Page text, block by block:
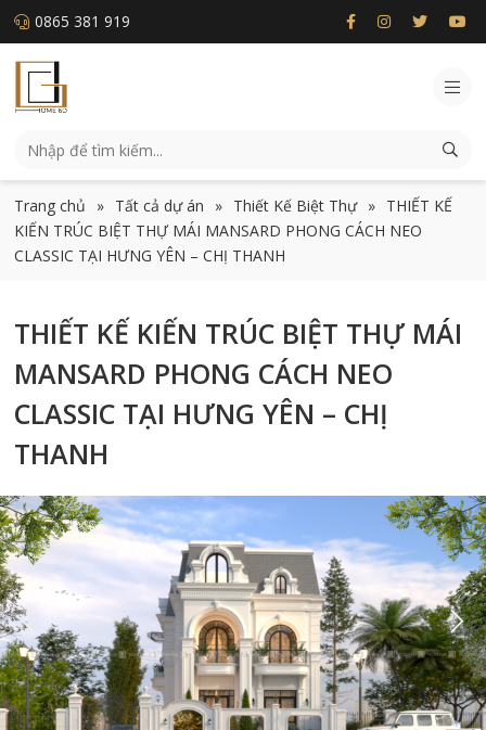
0865 381 919
Trang chủ » Tất cả dự án » Thiết Kế Biệt Thự » THIẾT KẾ
KIẾN TRÚC BIỆT THỰ MÁI MANSARD PHONG CÁCH NEO
CLASSIC TẠI HƯNG YÊN – CHỊ THANH
THIẾT KẾ KIẾN TRÚC BIỆT THỰ MÁI
MANSARD PHONG CÁCH NEO
CLASSIC TẠI HƯNG YÊN – CHỊ
THANH